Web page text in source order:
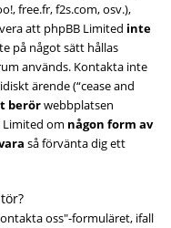
free.fr, f2s.com, osv.),
att phpBB Limited inte
på något sätt hållas
används. Kontakta inte
ärende (“cease and
berörwebbplatsen
Limited om någon form av
så förvänta dig ett
oss"-formuläret, ifall